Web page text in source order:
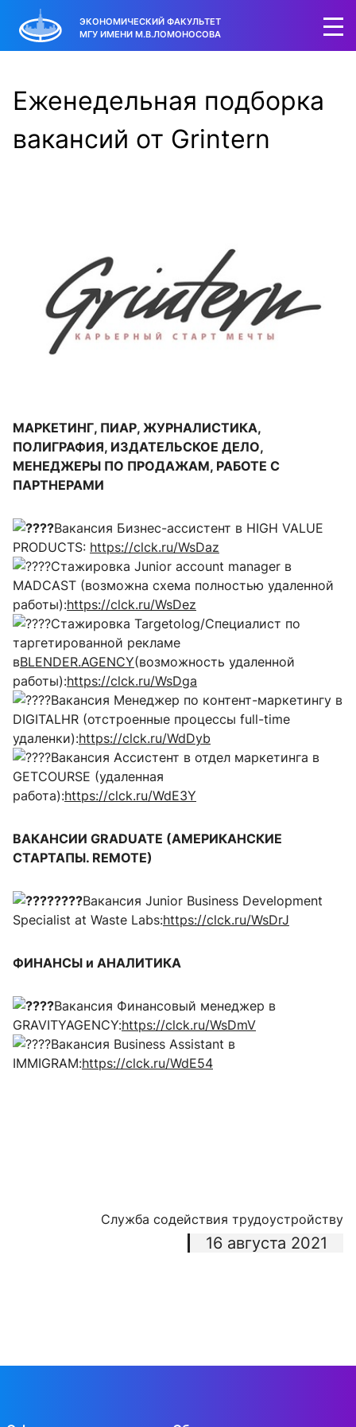
ЭКОНОМИЧЕСКИЙ ФАКУЛЬТЕТ
МГУ ИМЕНИ М.В.ЛОМОНОСОВА
Еженедельная подборка
вакансий от Grintern
МАРКЕТИНГ, ПИАР, ЖУРНАЛИСТИКА,
ПОЛИГРАФИЯ, ИЗДАТЕЛЬСКОЕ ДЕЛО,
МЕНЕДЖЕРЫ ПО ПРОДАЖАМ, РАБОТЕ С
ПАРТНЕРАМИ
Вакансия Бизнес-ассистент в HIGH VALUE
PRODUCTS: https://clck.ru/WsDaz
Стажировка Junior account manager в
MADCAST (возможна схема полностью удаленной
работы):https://clck.ru/WsDez
Стажировка Targetolog/Специалист по
таргетированной рекламе
вBLENDER.AGENCY(возможность удаленной
работы):https://clck.ru/WsDga
Вакансия Менеджер по контент-маркетингу в
DIGITALHR (отстроенные процессы full-time
удаленки):https://clck.ru/WdDyb
Вакансия Ассистент в отдел маркетинга в
GETCOURSE (удаленная
работа):https://clck.ru/WdE3Y
ВАКАНСИИ GRADUATE (АМЕРИКАНСКИЕ
СТАРТАПЫ. REMOTE)
Вакансия Junior Business Development
Specialist at Waste Labs:https://clck.ru/WsDrJ
ФИНАНСЫ и АНАЛИТИКА
Вакансия Финансовый менеджер в
GRAVITYAGENCY:https://clck.ru/WsDmV
Вакансия Business Assistant в
IMMIGRAM:https://clck.ru/WdE54
Служба содействия трудоустройству
16 августа 2021